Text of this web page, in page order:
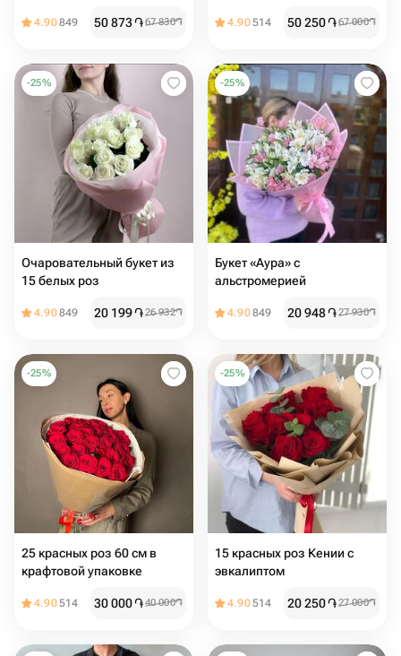
4.90849 50 873֏67 830֏ 4.90514 50 250֏67 000֏
-25%
Очаровательный букет из
15 белых роз
4.90849 20 199֏26 932֏
-25%
Букет «Аура» с
альстромерией
4.90849 20 948֏27 930֏
-25%
25 красных роз 60 см в
крафтовой упаковке
4.90514 30 000֏40 000֏
-25%
15 красных роз Кении с
эвкалиптом
4.90514 20 250֏27 000֏